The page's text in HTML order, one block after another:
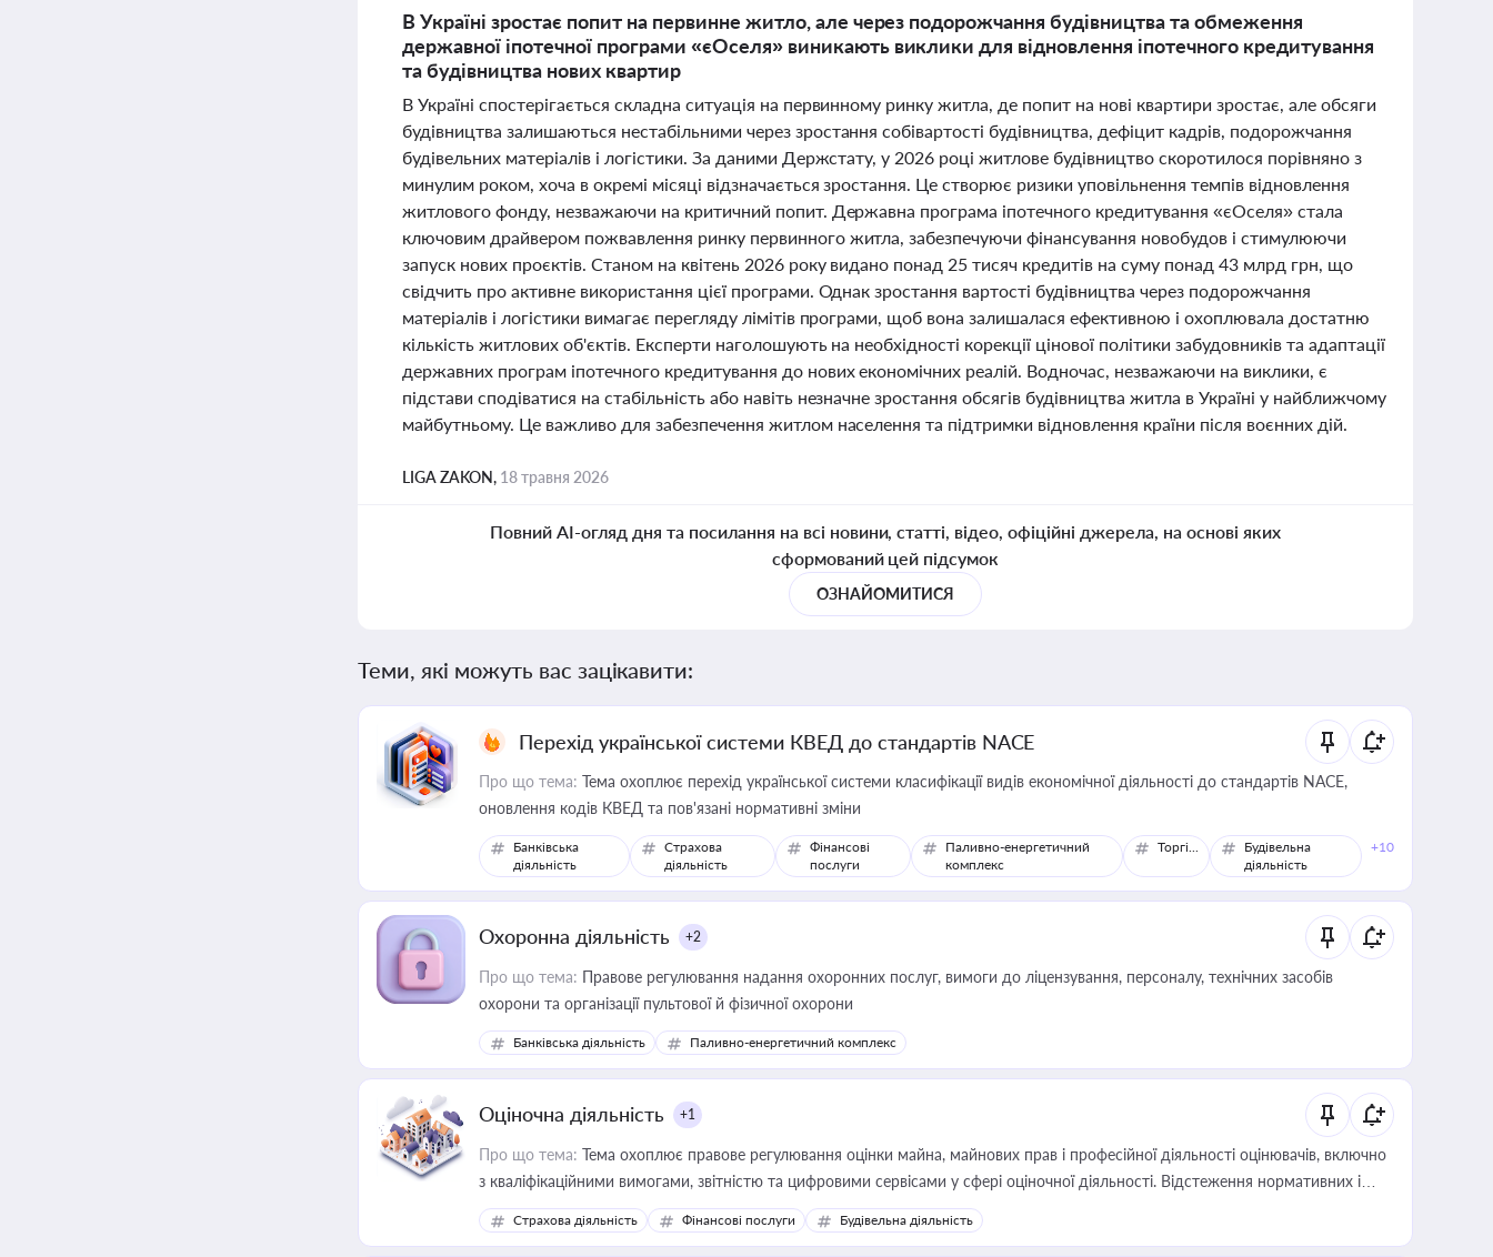
В Україні зростає попит на первинне житло, але через подорожчання будівництва та обмеження
державної іпотечної програми «єОселя» виникають виклики для відновлення іпотечного кредитування
та будівництва нових квартир
В Україні спостерігається складна ситуація на первинному ринку житла, де попит на нові квартири зростає, але обсяги
будівництва залишаються нестабільними через зростання собівартості будівництва, дефіцит кадрів, подорожчання
будівельних матеріалів і логістики. За даними Держстату, у 2026 році житлове будівництво скоротилося порівняно з
минулим роком, хоча в окремі місяці відзначається зростання. Це створює ризики уповільнення темпів відновлення
житлового фонду, незважаючи на критичний попит. Державна програма іпотечного кредитування «єОселя» стала
ключовим драйвером пожвавлення ринку первинного житла, забезпечуючи фінансування новобудов і стимулюючи
запуск нових проєктів. Станом на квітень 2026 року видано понад 25 тисяч кредитів на суму понад 43 млрд грн, що
свідчить про активне використання цієї програми. Однак зростання вартості будівництва через подорожчання
матеріалів і логістики вимагає перегляду лімітів програми, щоб вона залишалася ефективною і охоплювала достатню
кількість житлових об'єктів. Експерти наголошують на необхідності корекції цінової політики забудовників та адаптації
державних програм іпотечного кредитування до нових економічних реалій. Водночас, незважаючи на виклики, є
підстави сподіватися на стабільність або навіть незначне зростання обсягів будівництва житла в Україні у найближчому
майбутньому. Це важливо для забезпечення житлом населення та підтримки відновлення країни після воєнних дій.
LIGA ZAKON, 18 травня 2026
Повний AI-огляд дня та посилання на всі новини, статті, відео, офіційні джерела, на основі яких
сформований цей підсумок
ОЗНАЙОМИТИСЯ
Теми, які можуть вас зацікавити:
Перехід української системи КВЕД до стандартів NACE
Про що тема: Тема охоплює перехід української системи класифікації видів економічної діяльності до стандартів NACE,
оновлення кодів КВЕД та пов'язані нормативні зміни
Банківська
діяльність
Страхова
діяльність
Фінансові
послуги
Паливно-енергетичний
комплекс
Торгівля
Будівельна
діяльність
+10
Охоронна діяльність +2
Про що тема: Правове регулювання надання охоронних послуг, вимоги до ліцензування, персоналу, технічних засобів
охорони та організації пультової й фізичної охорони
Банківська діяльність Паливно-енергетичний комплекс
Оціночна діяльність +1
Про що тема: Тема охоплює правове регулювання оцінки майна, майнових прав і професійної діяльності оцінювачів, включно
з кваліфікаційними вимогами, звітністю та цифровими сервісами у сфері оціночної діяльності. Відстеження нормативних і
медійних змін у цій сфері корисне для власника бізнесу, керівника, юриста або бухгалтера під час оподаткування,
приватизації, оренди державного майна, корпоративних угод і перевірки статусу суб'єктів оціночної діяльності
Страхова діяльність Фінансові послуги Будівельна діяльність